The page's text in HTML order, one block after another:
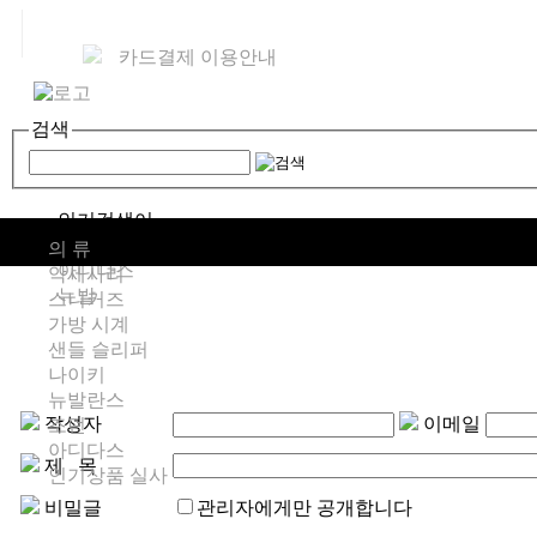
카드결제 이용안내
검색
인기검색어
나이키
아디다스
뉴발
의 류
악세사리
스니커즈
가방 시계
샌들 슬리퍼
나이키
뉴발란스
조던
아디다스
인기상품 실사
작성자 이메일
제 목
비밀글 관리자에게만 공개합니다